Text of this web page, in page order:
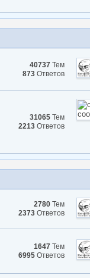
40737 Тем
873 Ответов
31065 Тем
2213 Ответов
2780 Тем
2373 Ответов
1647 Тем
6995 Ответов